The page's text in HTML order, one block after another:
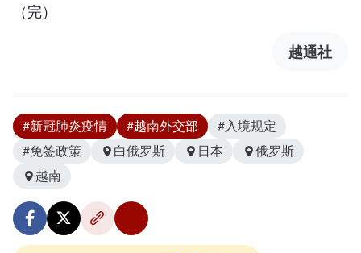
（完）
越通社
#新冠肺炎疫情 #越南外交部
#入境规定
#免签政策
白俄罗斯 日本
俄罗斯
越南